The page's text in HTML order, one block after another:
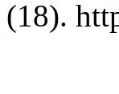
(18).